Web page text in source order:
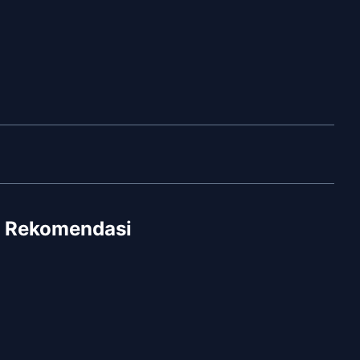
Rekomendasi